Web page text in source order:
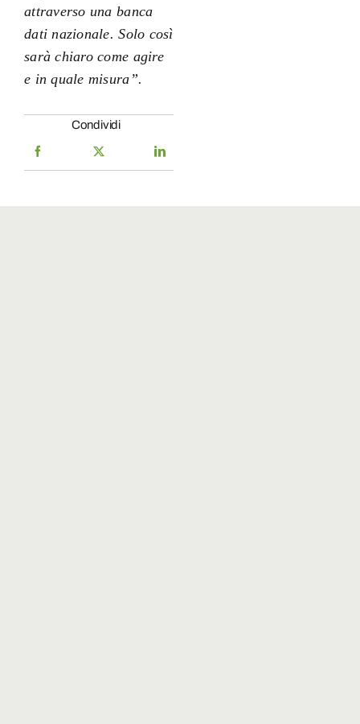
attraverso una banca
dati nazionale. Solo così
sarà chiaro come agire
e in quale misura”.
Condividi